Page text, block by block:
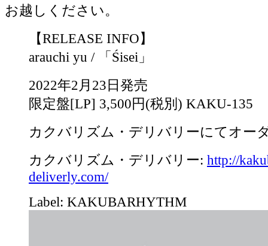
お越しください。
【RELEASE INFO】
arauchi yu / 「Śisei」
2022年2月23日発売
限定盤[LP] 3,500円(税別) KAKU-135
カクバリズム・デリバリーにてオー
カクバリズム・デリバリー: http://
deliverly.com/
Label: KAKUBARHYTHM